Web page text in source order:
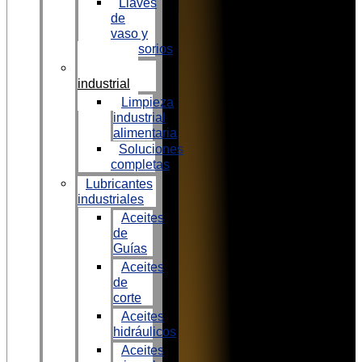
Llaves
de
vaso y
accesorios
industrial
Limpieza
industrial
alimentaria
Soluciones
completas
Lubricantes
industriales
Aceites
de
Guías
Aceites
de
corte
Aceites
hidráulicos
Aceites